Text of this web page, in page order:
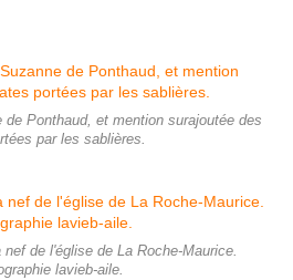
de Ponthaud, et mention surajoutée des
par les sablières.
de l'église de La Roche-Maurice.
lavieb-aile.